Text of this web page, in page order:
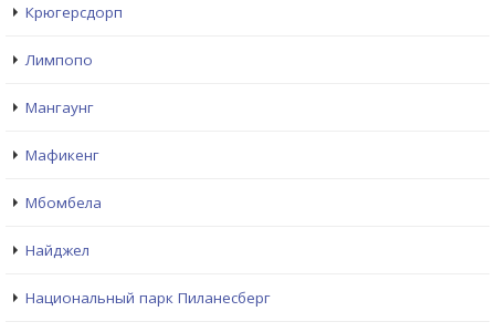
Крюгерсдорп
Лимпопо
Мангаунг
Мафикенг
Мбомбела
Найджел
Национальный парк Пиланесберг